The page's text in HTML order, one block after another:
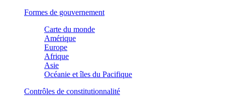
Formes de gouvernement
Carte du monde
Amérique
Europe
Afrique
Asie
Océanie et îles du Pacifique
Contrôles de constitutionnalité